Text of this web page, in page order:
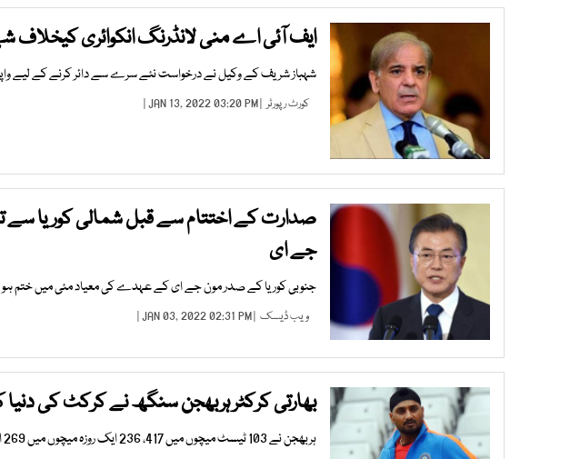
ایف آئی اے منی لانڈرنگ انکوائری
شہباز شریف کے وکیل نے درخواست نئے سرے سے دائر کرنے کے لیے
کورٹ رپورٹر | JAN 13, 2022 03:20 PM |
صدارت کے اختتام سے قبل شمالی کوریا سے
جے ای
جنوبی کوریا کے صدر مون جے ای کے عہدے کی معیاد مئی میں ختم
ویب ڈیسک | JAN 03, 2022 02:31 PM |
بھارتی کرکٹر ہربھجن سنگھ نے کرکٹ کی دنیا
ہربھجن نے 103 ٹیسٹ میچوں میں 417، 236 ایک روزہ میچوں میں 269 اور 28 ٹی ٹوئنٹی میچوں میں 25 وکٹیں لیں